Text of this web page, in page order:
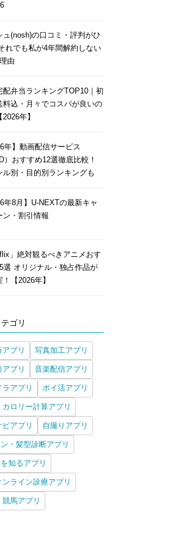
ュ(nosh)の口コミ・評判がひ
れでも私が4年間解約しない
由
配弁当ランキングTOP10｜初
料込・月々でコスパが良いの
年】
年】動画配信サービス
）おすすめ12選徹底比較！
ル別・目的別ランキングも
年8月】U-NEXTの最新キャ
ン・割引情報
」絶対観るべきアニメおす
選 オリジナル・独占作品が
【2026年】
ゴリ
アプリ 写真加工アプリ
アプリ 音楽配信アプリ
ラアプリ ポイ活アプリ
カロリー計算アプリ
ビアプリ 自撮りアプリ
・髪型診断アプリ
知るアプリ
ンライン診療アプリ
競馬アプリ